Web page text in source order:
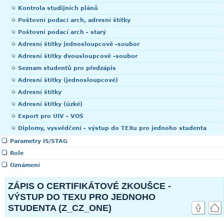
Kontrola studijních plánů
Poštovní podací arch, adresní štítky
Poštovní podací arch - starý
Adresní štítky jednosloupcově -soubor
Adresní štítky dvousloupcově -soubor
Seznam studentů pro předzápis
Adresní štítky (jednosloupcové)
Adresní štítky
Adresní štítky (úzké)
Export pro UIV - VOŠ
Diplomy, vysvědčení - výstup do TEXu pro jednoho studenta
Parametry IS/STAG
Role
Oznámení
ZÁPIS O CERTIFIKÁTOVÉ ZKOUŠCE -
VÝSTUP DO TEXU PRO JEDNOHO
STUDENTA (Z_CZ_ONE)